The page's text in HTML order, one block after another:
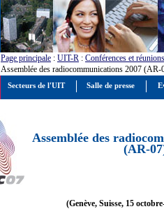
Page principale : UIT-R : Conférences et réunions
Assemblée des radiocommunications 2007 (AR-
Assemblée des
(AR-
(Genève, Suisse, 15
Secteurs de l'UIT Salle de presse